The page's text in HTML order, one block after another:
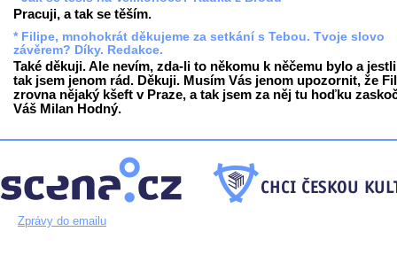
Pracuji, a tak se těším.
* Filipe, mnohokrát děkujeme za setkání s Tebou. Tvoje slovo
závěrem? Díky. Redakce.
Také děkuji. Ale nevím, zda-li to někomu k něčemu bylo a
tak jsem jenom rád. Děkuji. Musím Vás jenom upozornit, že
zrovna nějaký kšeft v Praze, a tak jsem za něj tu hoďku
Váš Milan Hodný.
Zprávy do emailu